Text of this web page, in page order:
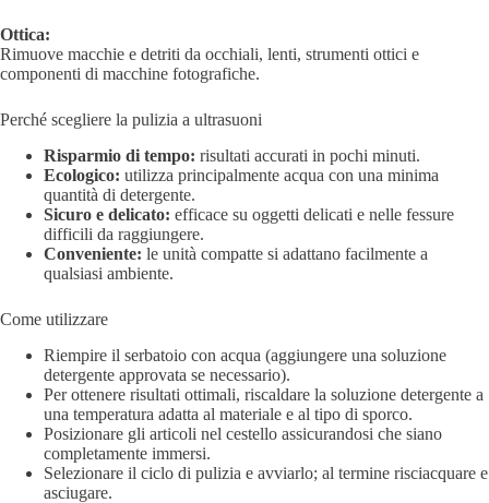
Ottica:
Rimuove macchie e detriti da occhiali, lenti, strumenti ottici e
componenti di macchine fotografiche.
Perché scegliere la pulizia a ultrasuoni
Risparmio di tempo: risultati accurati in pochi minuti.
Ecologico: utilizza principalmente acqua con una minima
quantità di detergente.
Sicuro e delicato: efficace su oggetti delicati e nelle fessure
difficili da raggiungere.
Conveniente: le unità compatte si adattano facilmente a
qualsiasi ambiente.
Come utilizzare
Riempire il serbatoio con acqua (aggiungere una soluzione
detergente approvata se necessario).
Per ottenere risultati ottimali, riscaldare la soluzione detergente a
una temperatura adatta al materiale e al tipo di sporco.
Posizionare gli articoli nel cestello assicurandosi che siano
completamente immersi.
Selezionare il ciclo di pulizia e avviarlo; al termine risciacquare e
asciugare.